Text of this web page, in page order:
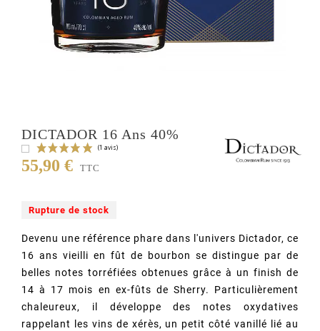
DICTADOR 16 Ans 40%
55,90 € TTC
Rupture de stock
Devenu une référence phare dans l'univers Dictador, ce
16 ans vieilli en fût de bourbon se distingue par de
belles notes torréfiées obtenues grâce à un finish de
14 à 17 mois en ex-fûts de Sherry. Particulièrement
chaleureux, il développe des notes oxydatives
rappelant les vins de xérès, un petit côté vanillé lié au